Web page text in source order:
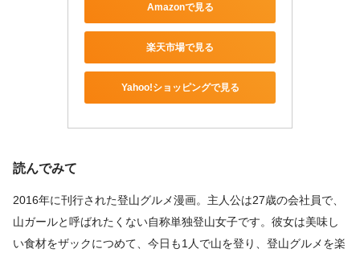
Amazonで見る
楽天市場で見る
Yahoo!ショッピングで見る
読んでみて
2016年に刊行された登山グルメ漫画。主人公は27歳の会社員で、
山ガールと呼ばれたくない自称単独登山女子です。彼女は美味し
い食材をザックにつめて、今日も1人で山を登り、登山グルメを楽